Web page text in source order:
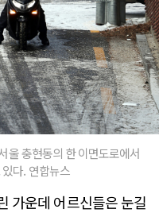
울 충현동의 한 이면도로에서
다. 연합뉴스
가운데 어르신들은 눈길